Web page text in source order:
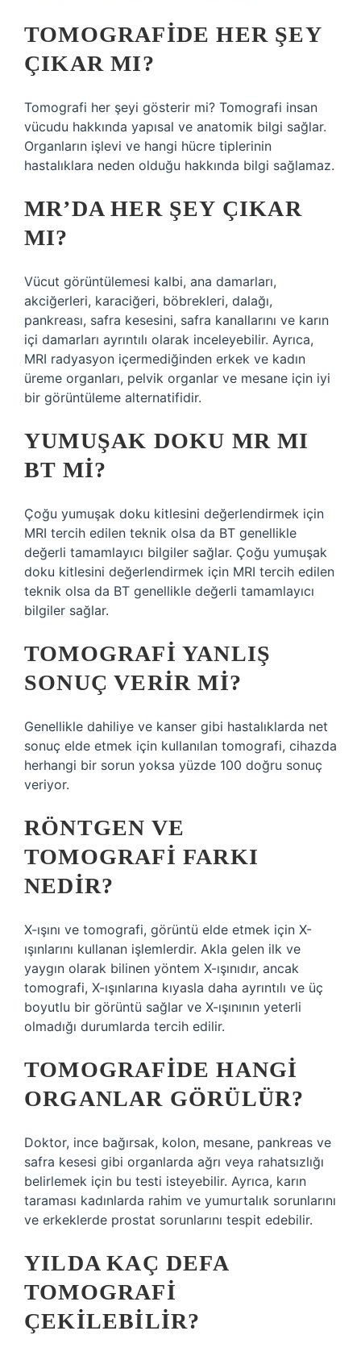
TOMOGRAFIDE HER ŞEY
ÇIKAR MI?
Tomografi her şeyi gösterir mi? Tomografi insan
vücudu hakkında yapısal ve anatomik bilgi sağlar.
Organların işlevi ve hangi hücre tiplerinin
hastalıklara neden olduğu hakkında bilgi sağlamaz.
MR’DA HER ŞEY ÇIKAR
MI?
Vücut görüntülemesi kalbi, ana damarları,
akciğerleri, karaciğeri, böbrekleri, dalağı,
pankreası, safra kesesini, safra kanallarını ve karın
içi damarları ayrıntılı olarak inceleyebilir. Ayrıca,
MRI radyasyon içermediğinden erkek ve kadın
üreme organları, pelvik organlar ve mesane için iyi
bir görüntüleme alternatifidir.
YUMUŞAK DOKU MR MI
BT MI?
Çoğu yumuşak doku kitlesini değerlendirmek için
MRI tercih edilen teknik olsa da BT genellikle
değerli tamamlayıcı bilgiler sağlar. Çoğu yumuşak
doku kitlesini değerlendirmek için MRI tercih edilen
teknik olsa da BT genellikle değerli tamamlayıcı
bilgiler sağlar.
TOMOGRAFI YANLIŞ
SONUÇ VERIR MI?
Genellikle dahiliye ve kanser gibi hastalıklarda net
sonuç elde etmek için kullanılan tomografi, cihazda
herhangi bir sorun yoksa yüzde 100 doğru sonuç
veriyor.
RÖNTGEN VE
TOMOGRAFI FARKI
NEDIR?
X-ışını ve tomografi, görüntü elde etmek için X-
ışınlarını kullanan işlemlerdir. Akla gelen ilk ve
yaygın olarak bilinen yöntem X-ışınıdır, ancak
tomografi, X-ışınlarına kıyasla daha ayrıntılı ve üç
boyutlu bir görüntü sağlar ve X-ışınının yeterli
olmadığı durumlarda tercih edilir.
TOMOGRAFIDE HANGI
ORGANLAR GÖRÜLÜR?
Doktor, ince bağırsak, kolon, mesane, pankreas ve
safra kesesi gibi organlarda ağrı veya rahatsızlığı
belirlemek için bu testi isteyebilir. Ayrıca, karın
taraması kadınlarda rahim ve yumurtalık sorunlarını
ve erkeklerde prostat sorunlarını tespit edebilir.
YILDA KAÇ DEFA
TOMOGRAFI
ÇEKILEBILIR?